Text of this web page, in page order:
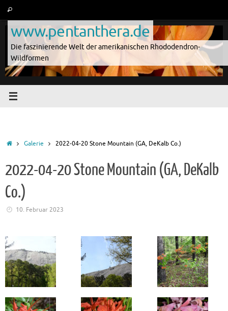
springen
Suchen
www.pentanthera.de
Die faszinierende Welt der amerikanischen Rhododendron-
Wildformen
StartGalerie 2022-04-20 Stone Mountain (GA, DeKalb Co.)
2022-04-20 Stone Mountain (GA, DeKalb
Co.)
10. Februar 2023